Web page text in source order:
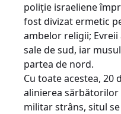
poliție israeliene
fost divizat ermetic
ambelor religii; Evreii
sale de sud, iar
partea de nord.
Cu toate acestea, 20
alinierea sărbătorilor
militar strâns, situl